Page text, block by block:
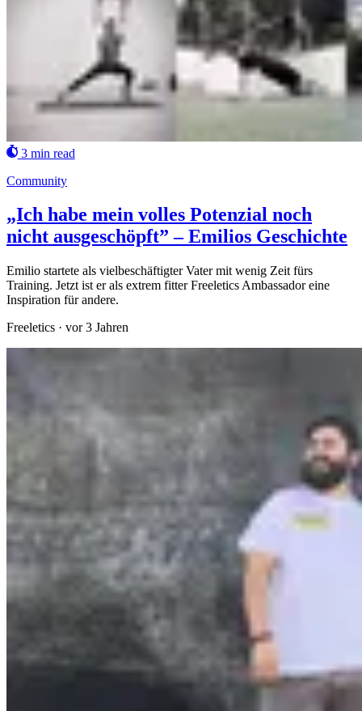
3 min read
Community
„Ich habe mein volles Potenzial noch
nicht ausgeschöpft” – Emilios Geschichte
Emilio startete als vielbeschäftigter Vater mit wenig Zeit fürs
Training. Jetzt ist er als extrem fitter Freeletics Ambassador eine
Inspiration für andere.
Freeletics · vor 3 Jahren